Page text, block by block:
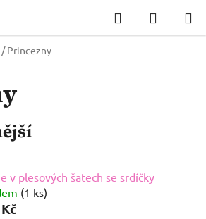
Hledat
KOŠÍK
/ Princezny
v plesových šatech se srdíčky
(1 ks)